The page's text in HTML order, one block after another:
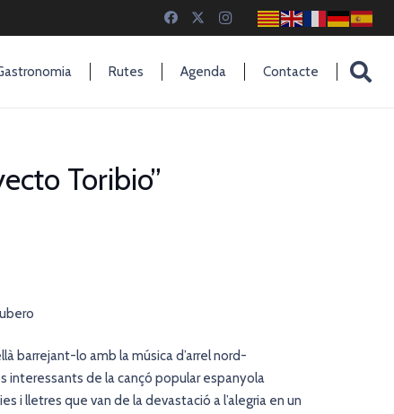
Rutes Agenda Contacte
Toribio”
barrejant-lo amb la música d’arrel nord-
interessants de la cançó popular espanyola
i lletres que van de la devastació a l’alegria en un